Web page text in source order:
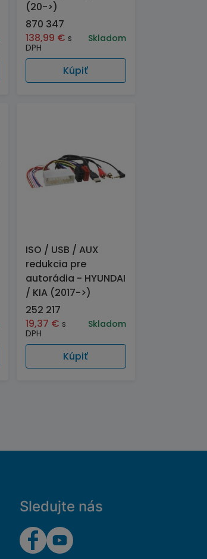
(20->)
870 347
138,99 € s
DPH
Skladom
Kúpiť
ISO / USB / AUX
redukcia pre
autorádia - HYUNDAI
/ KIA (2017->)
252 217
19,37 € s
DPH
Skladom
Kúpiť
Sledujte nás